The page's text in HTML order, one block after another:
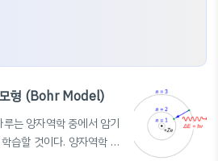
형 (Bohr Model)
는 양자역학 중에서 암기
습할 것이다. 양자역학 자